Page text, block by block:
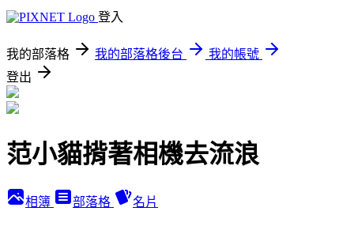
登入
我的部落格 我的部落格後台
我的帳號
登出
范小貓揹著相機去流浪
相簿 部落格 名片